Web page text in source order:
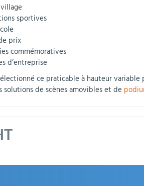
sportives
prix
commémoratives
d’entreprise
ce praticable à hauteur
solutions de scènes amovibles et de